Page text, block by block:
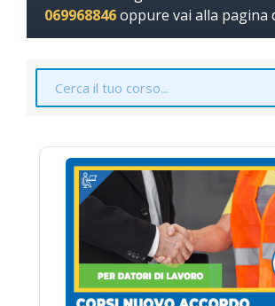
069968846oppure vai alla pagina